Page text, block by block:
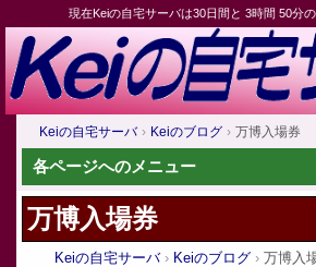
現在Keiの自宅サーバは30日間と 3時間 50分
Keiの自宅サーバ Keiのブログ 万博入場券
各ページへのメニュー
万博入場券
Keiの自宅サーバ Keiのブログ 万博入